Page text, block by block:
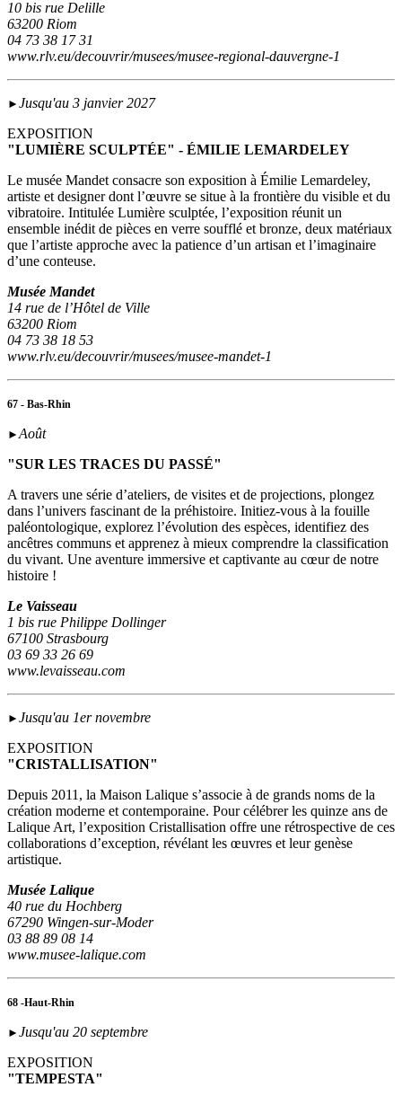
10 bis rue Delille
63200 Riom
04 73 38 17 31
www.rlv.eu/decouvrir/musees/musee-regional-dauvergne-1
► Jusqu'au 3 janvier 2027
EXPOSITION
"LUMIÈRE SCULPTÉE" - ÉMILIE LEMARDELEY
Le musée Mandet consacre son exposition à Émilie Lemardeley,
artiste et designer dont l’œuvre se situe à la frontière du visible et du
vibratoire. Intitulée Lumière sculptée, l’exposition réunit un
ensemble inédit de pièces en verre soufflé et bronze, deux matériaux
que l’artiste approche avec la patience d’un artisan et l’imaginaire
d’une conteuse.
Musée Mandet
14 rue de l’Hôtel de Ville
63200 Riom
04 73 38 18 53
www.rlv.eu/decouvrir/musees/musee-mandet-1
67 - Bas-Rhin
►Août
"SUR LES TRACES DU PASSÉ"
A travers une série d’ateliers, de visites et de projections, plongez
dans l’univers fascinant de la préhistoire. Initiez-vous à la fouille
paléontologique, explorez l’évolution des espèces, identifiez des
ancêtres communs et apprenez à mieux comprendre la classification
du vivant. Une aventure immersive et captivante au cœur de notre
histoire !
Le Vaisseau
1 bis rue Philippe Dollinger
67100 Strasbourg
03 69 33 26 69
www.levaisseau.com
► Jusqu'au 1er novembre
EXPOSITION
"CRISTALLISATION"
Depuis 2011, la Maison Lalique s’associe à de grands noms de la
création moderne et contemporaine. Pour célébrer les quinze ans de
Lalique Art, l’exposition Cristallisation offre une rétrospective de ces
collaborations d’exception, révélant les œuvres et leur genèse
artistique.
Musée Lalique
40 rue du Hochberg
67290 Wingen-sur-Moder
03 88 89 08 14
www.musee-lalique.com
68 -Haut-Rhin
► Jusqu'au 20 septembre
EXPOSITION
"TEMPESTA"